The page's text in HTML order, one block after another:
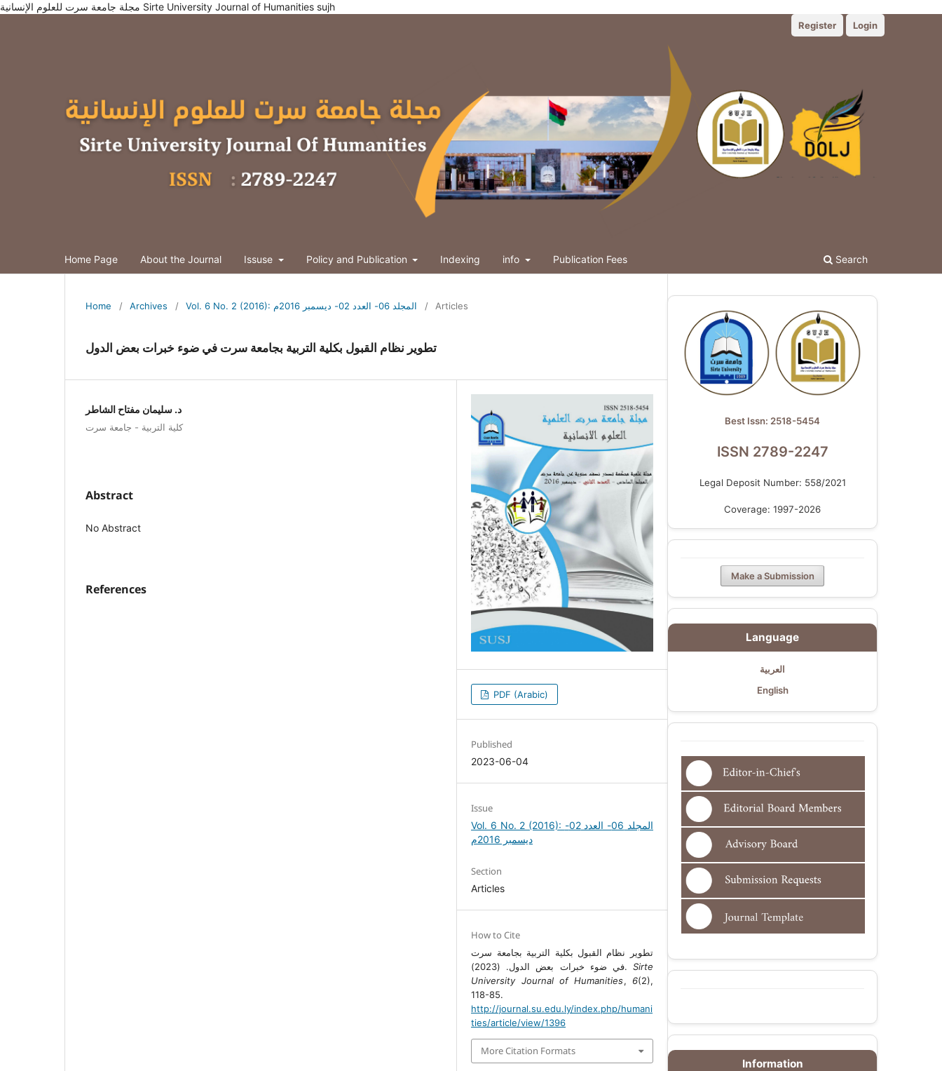
مجلة جامعة سرت للعلوم الإنسانية Sirte University Journal of Humanities sujh
Home Page About the Journal Issuse Policy and Publication Indexing info Publication Fees Search
Register Login
Home / Archives / Vol. 6 No. 2 (2016): المجلد 06- العدد 02- ديسمبر 2016م / Articles
تطوير نظام القبول بكلية التربية بجامعة سرت في ضوء خبرات بعض الدول
د. سليمان مفتاح الشاطر
كلية التربية - جامعة سرت
Abstract
No Abstract
References
PDF (Arabic)
Published
2023-06-04
Issue
Vol. 6 No. 2 (2016): المجلد 06- العدد 02-
ديسمبر 2016م
Section
Articles
How to Cite
تطوير نظام القبول بكلية التربية بجامعة سرت
في ضوء خبرات بعض الدول. (2023). Sirte
University Journal of Humanities, 6(2),
118-85.
http://journal.su.edu.ly/index.php/humani
ties/article/view/1396
More Citation Formats
Best Issn: 2518-5454
ISSN 2789-2247
Legal Deposit Number: 558/2021
Coverage: 1997-2026
Make a Submission
Language
العربية
English
Information